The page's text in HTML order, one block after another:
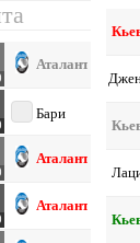
Аталанта
Бари
Аталанта
Аталанта